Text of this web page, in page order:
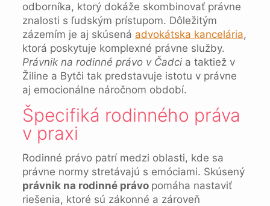
odborníka, ktorý dokáže skombinovať právne
znalosti s ľudským prístupom. Dôležitým
zázemím je aj skúsená advokátska kancelária,
ktorá poskytuje komplexné právne služby.
Právnik na rodinné právo v Čadcia taktiež v
Žiline a Bytči tak predstavuje istotu v právne
aj emocionálne náročnom období.
Špecifiká rodinného práva
v praxi
Rodinné právo patrí medzi oblasti, kde sa
právne normy stretávajú s emóciami. Skúsený
právnik na rodinné právo pomáha nastaviť
riešenia, ktoré sú zákonné a zároveň